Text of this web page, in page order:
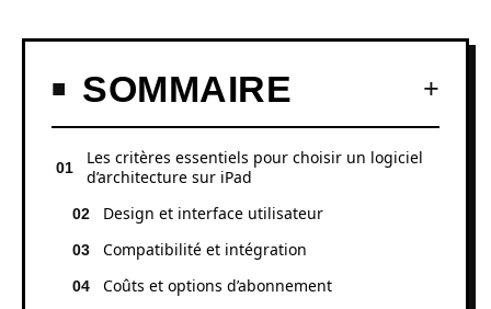
SOMMAIRE
Les critères essentiels pour choisir un logiciel
d’architecture sur iPad
Design et interface utilisateur
Compatibilité et intégration
Coûts et options d’abonnement